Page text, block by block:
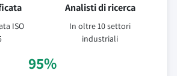
ISO
Analisti di ricerca
In oltre 10 settori
industriali
95%